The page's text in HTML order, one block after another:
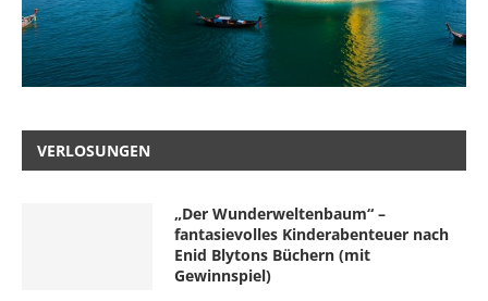
VERLOSUNGEN
„Der Wunderweltenbaum“ –
fantasievolles Kinderabenteuer nach
Enid Blytons Büchern (mit
Gewinnspiel)